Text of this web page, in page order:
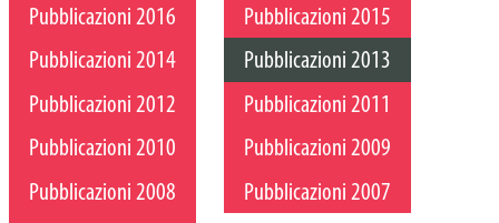
Pubblicazioni 2016
Pubblicazioni 2015
Pubblicazioni 2014
Pubblicazioni 2013
Pubblicazioni 2012
Pubblicazioni 2011
Pubblicazioni 2010
Pubblicazioni 2009
Pubblicazioni 2008
Pubblicazioni 2007